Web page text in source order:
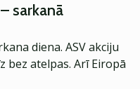
sarkanā
diena. ASV akciju
bez atelpas. Arī Eiropā